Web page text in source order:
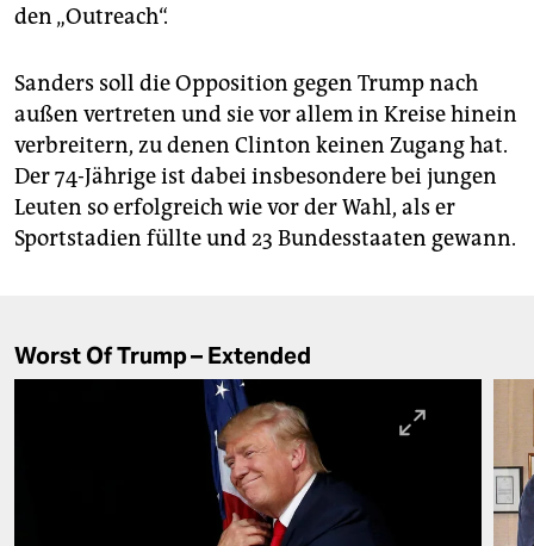
den „Outreach“.
Sanders soll die Opposition gegen Trump nach
außen vertreten und sie vor allem in Kreise hinein
verbreitern, zu denen Clinton keinen Zugang hat.
Der 74-Jährige ist dabei insbesondere bei jungen
Leuten so erfolgreich wie vor der Wahl, als er
Sportstadien füllte und 23 Bundesstaaten gewann.
Worst Of Trump – Extended